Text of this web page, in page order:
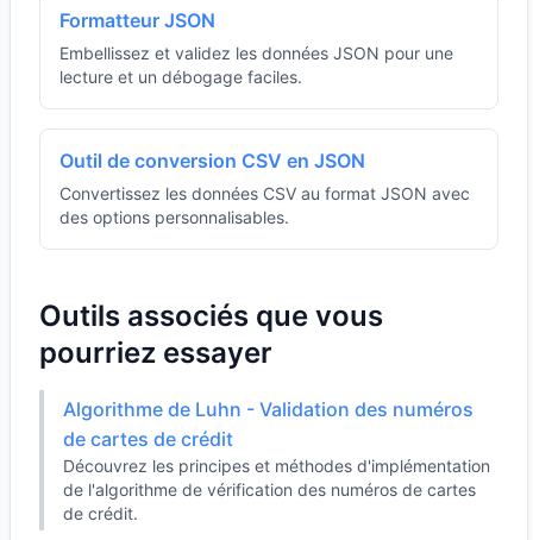
Formatteur JSON
Embellissez et validez les données JSON pour une
lecture et un débogage faciles.
Outil de conversion CSV en JSON
Convertissez les données CSV au format JSON avec
des options personnalisables.
Outils associés que vous
pourriez essayer
Algorithme de Luhn - Validation des numéros
de cartes de crédit
Découvrez les principes et méthodes d'implémentation
de l'algorithme de vérification des numéros de cartes
de crédit.